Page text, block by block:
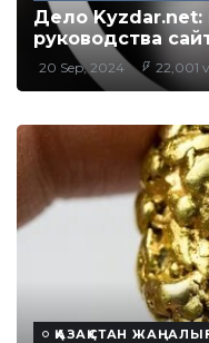
Дело Kyzdar.net:
руководства
20 Sep, 2024 22,001
ҚАЗАҚСТАН